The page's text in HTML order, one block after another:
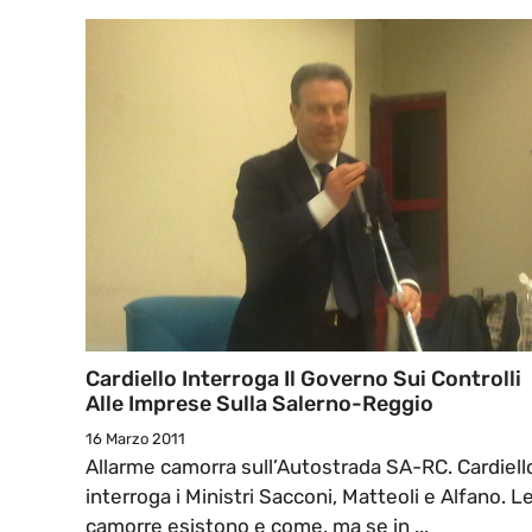
Cardiello Interroga Il Governo Sui Controlli
Alle Imprese Sulla Salerno-Reggio
16 Marzo 2011
Allarme camorra sull’Autostrada SA-RC.
interroga i Ministri Sacconi, Matteoli e Alfano.
camorre esistono e come, ma se in ...